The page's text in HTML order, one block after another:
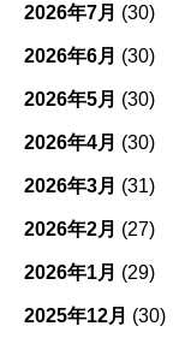
2026年7月 (30)
2026年6月 (30)
2026年5月 (30)
2026年4月 (30)
2026年3月 (31)
2026年2月 (27)
2026年1月 (29)
2025年12月 (30)